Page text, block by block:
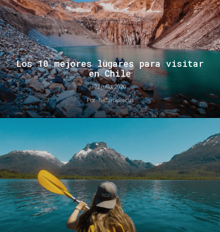
Los 10 mejores lugares para visitar
en Chile
22 julio, 2020
Por SinTurbulencias